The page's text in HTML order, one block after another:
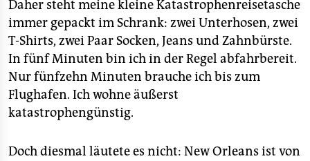
Daher steht meine kleine Katastrophenreisetasche
immer gepackt im Schrank: zwei Unterhosen, zwei
T-Shirts, zwei Paar Socken, Jeans und Zahnbürste.
In fünf Minuten bin ich in der Regel abfahrbereit.
Nur fünfzehn Minuten brauche ich bis zum
Flughafen. Ich wohne äußerst
katastrophengünstig.
Doch diesmal läutete es nicht: New Orleans ist von